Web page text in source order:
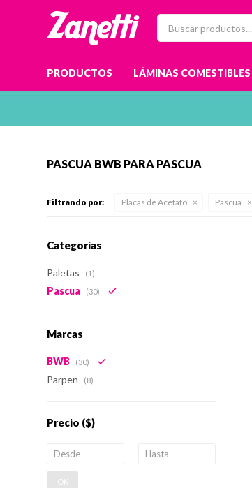
PRODUCTOS LÁMINAS COMESTIBLES
PASCUA BWB PARA PASCUA
Filtrando por: Placas de Acetato Pascua
Categorías
Paletas (1)
Pascua (30)
Marcas
BWB (30)
Parpen (8)
Precio ($)
OK